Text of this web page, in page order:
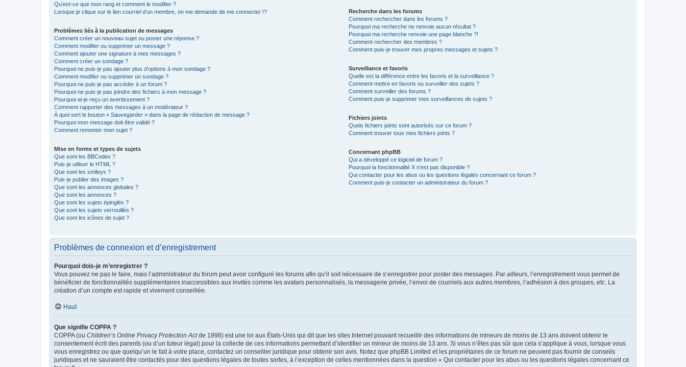
Qu’est-ce que mon rang et comment le modifier ?
Lorsque je clique sur le lien courrield’un membre, on me demande de me connecter !?
Problèmes liés à la publication de messages
Comment créer un nouveau sujet ou poster une réponse ?
Comment modifier ou supprimer un message ?
Comment ajouter une signature à mes messages ?
Comment créer un sondage ?
Pourquoi ne puis-je pas ajouter plus d’options à mon sondage ?
Comment modifier ou supprimer un sondage ?
Pourquoi ne puis-je pas accéder à un forum ?
Pourquoi ne puis-je pas joindre des fichiers à mon message ?
Pourquoi ai-je reçu un avertissement ?
Comment rapporter des messages à un modérateur ?
À quoi sert le bouton « Sauvegarder » dans la page de rédaction de message ?
Pourquoi mon message doit être validé ?
Comment remonter mon sujet ?
Mise en forme et types de sujets
Que sont les BBCodes ?
Puis-je utiliser le HTML ?
Que sont les smileys ?
Puis-je publier des images ?
Que sont les annonces globales ?
Que sont les annonces ?
Que sont les sujets épinglés ?
Que sont les sujets verrouillés ?
Que sont les icônes de sujet ?
Recherche dans les forums
Comment rechercher dans les forums ?
Pourquoi ma recherche ne renvoie aucun résultat ?
Pourquoi ma recherche renvoie une page blanche ?!
Comment rechercher des membres ?
Comment puis-je trouver mes propres messages et sujets ?
Surveillance et favoris
Quelle est la différence entre les favoris et la surveillance ?
Comment mettre en favoris ou surveiller des sujets ?
Comment surveiller des forums ?
Comment puis-je supprimer mes surveillances de sujets ?
Fichiers joints
Quels fichiers joints sont autorisés sur ce forum ?
Comment trouver tous mes fichiers joints ?
Concernant phpBB
Qui a développé ce logiciel de forum ?
Pourquoi la fonctionnalité X n’est pas disponible ?
Qui contacter pour les abus ou les questions légales concernant ce forum ?
Comment puis-je contacter un administrateur du forum ?
Problèmes de connexion et d’enregistrement
Pourquoi dois-je m’enregistrer ?
Vous pouvez ne pas le faire, mais l’administrateur du forum peut avoir configuré les forums afin qu’il soit nécessaire de s’enregistrer pour poster des messages. Par ailleurs, l’enregistrement vous permet de
bénéficier de fonctionnalités supplémentaires inaccessibles aux invités comme les avatars personnalisés, la messagerie privée, l’envoi de courriels aux autres membres, l’adhésion à des groupes, etc. La
création d’un compte est rapide et vivement conseillée.
Haut
Que signifie COPPA ?
COPPA (ou Children’s Online Privacy Protection Actde 1998) est une loi aux États-Unis qui dit que les sites Internet pouvant recueillir des informations de mineurs de moins de 13 ans doivent obtenir le
consentement écrit des parents (ou d’un tuteur légal) pour la collecte de ces informations permettant d’identifier un mineur de moins de 13 ans. Si vous n’êtes pas sûr que cela s’applique à vous, lorsque vous
vous enregistrez ou que quelqu’un le fait à votre place, contactez un conseiller juridique pour obtenir son avis. Notez que phpBB Limited et les propriétaires de ce forum ne peuvent pas fournir de conseils
juridiques et ne sauraient être contactés pour des questions légales de toutes sortes, à l’exception de celles mentionnées dans la question « Qui contacter pour les abus ou les questions légales concernant ce